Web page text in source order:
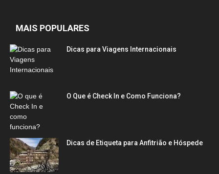
MAIS POPULARES
Dicas para Viagens Internacionais
O Que é Check In e Como Funciona?
Dicas de Etiqueta para Anfitrião e Hóspede